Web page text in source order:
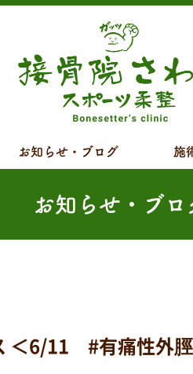
お知らせ・ブログ 施
お知らせ・ブロ
11 #有痛性外脛